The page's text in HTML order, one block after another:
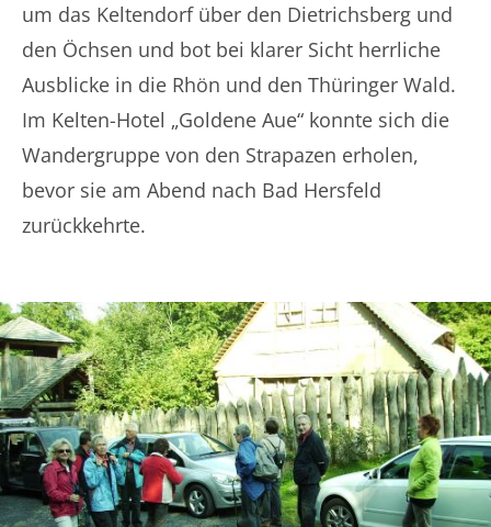
um das Keltendorf über den Dietrichsberg und
den Öchsen und bot bei klarer Sicht herrliche
Ausblicke in die Rhön und den Thüringer Wald.
Im Kelten-Hotel „Goldene Aue“ konnte sich die
Wandergruppe von den Strapazen erholen,
bevor sie am Abend nach Bad Hersfeld
zurückkehrte.